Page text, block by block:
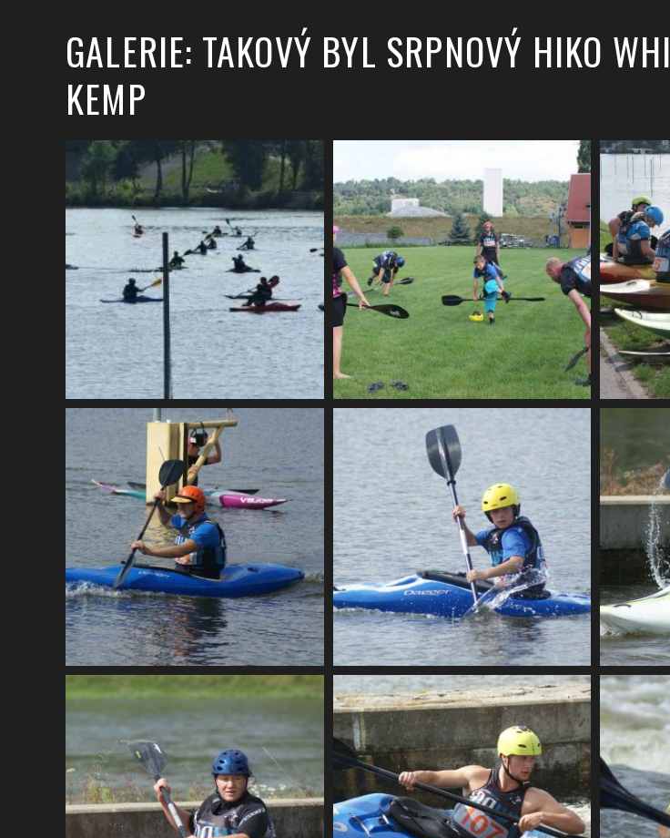
GALERIE: TAKOVÝ BYL SRPNOVÝ HIKO
KEMP